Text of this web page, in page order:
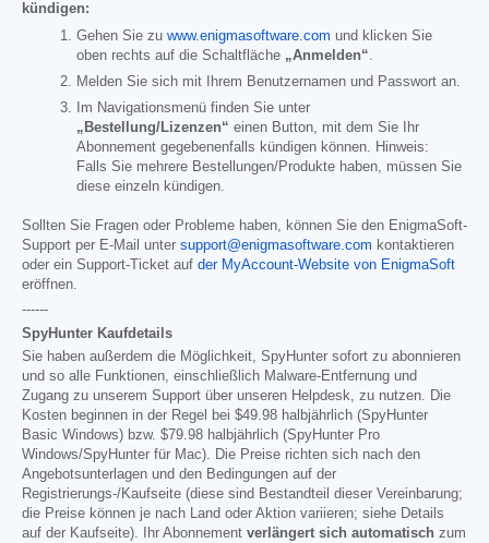
kündigen:
Gehen Sie zu www.enigmasoftware.com und klicken Sie
oben rechts auf die Schaltfläche „Anmelden“
Melden Sie sich mit Ihrem Benutzernamen und Passwort an.
Im Navigationsmenü finden Sie unter
„Bestellung/Lizenzen“ einen Button, mit dem Sie Ihr
Abonnement gegebenenfalls kündigen können. Hinweis:
Falls Sie mehrere Bestellungen/Produkte haben, müssen Sie
diese einzeln kündigen.
Sollten Sie Fragen oder Probleme haben, können Sie den EnigmaSoft-
Support per E-Mail unter support@enigmasoftware.com kontaktieren
oder ein Support-Ticket auf der MyAccount-Website von EnigmaSoft
eröffnen.
------
SpyHunter Kaufdetails
Sie haben außerdem die Möglichkeit, SpyHunter sofort zu abonnieren
und so alle Funktionen, einschließlich Malware-Entfernung und
Zugang zu unserem Support über unseren Helpdesk, zu nutzen. Die
Kosten beginnen in der Regel bei $49.98 halbjährlich (SpyHunter
Basic Windows) bzw. $79.98 halbjährlich (SpyHunter Pro
Windows/SpyHunter für Mac). Die Preise richten sich nach den
Angebotsunterlagen und den Bedingungen auf der
Registrierungs-/Kaufseite (diese sind Bestandteil dieser Vereinbarung;
die Preise können je nach Land oder Aktion variieren; siehe Details
auf der Kaufseite). Ihr Abonnement verlängert sich automatisch zum